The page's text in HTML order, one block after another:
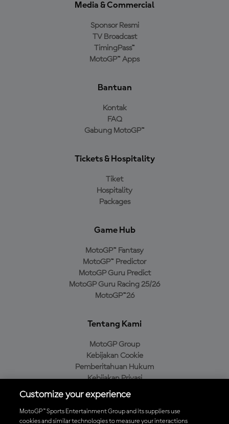
Media & Commercial
Sponsor Resmi
TV Broadcast
TimingPass™
MotoGP™ Apps
Bantuan
Kontak
FAQ
Gabung MotoGP™
Tickets & Hospitality
Tiket
Hospitality
Packages
Game Hub
MotoGP™ Fantasy
MotoGP™ Predictor
MotoGP Guru Predict
MotoGP Guru Racing 25/26
MotoGP™26
Tentang Kami
MotoGP Group
Kebijakan Cookie
Pemberitahuan Hukum
Kebijakan Privasi
Kebijakan Pembelian
Customize your experience
MotoGP™ Sports Entertainment Group and its suppliers use
cookies and similar technologies to measure your interactions